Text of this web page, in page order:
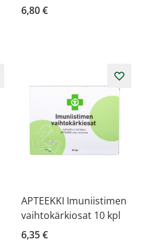
6,80 €
APTEEKKI Imuniistimen
vaihtokärkiosat 10 kpl
6,35 €